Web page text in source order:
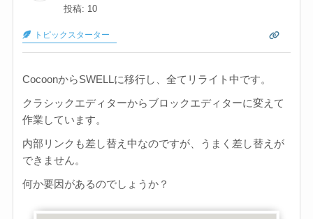
投稿: 10
トピックスターター
CocoonからSWELLに移行し、全てリライト中です。
クラシックエディターからブロックエディターに変えて
作業しています。
内部リンクも差し替え中なのですが、うまく差し替えが
できません。
何か要因があるのでしょうか？